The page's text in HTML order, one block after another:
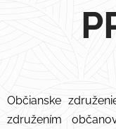
Občianske
združením